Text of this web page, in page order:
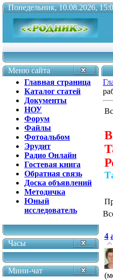
Понедельник, 10.08.2026,
Меню сайта
Главная страница
Каталог статей
Документы
НОУ
Форум
Файлы
Фотоальбом
Эрудит
Радио Онлайн
Гостевая книга
Обратная связь
Доска объявлений
Методичка
Юный
исследователь
Часы
Мини-чат
4